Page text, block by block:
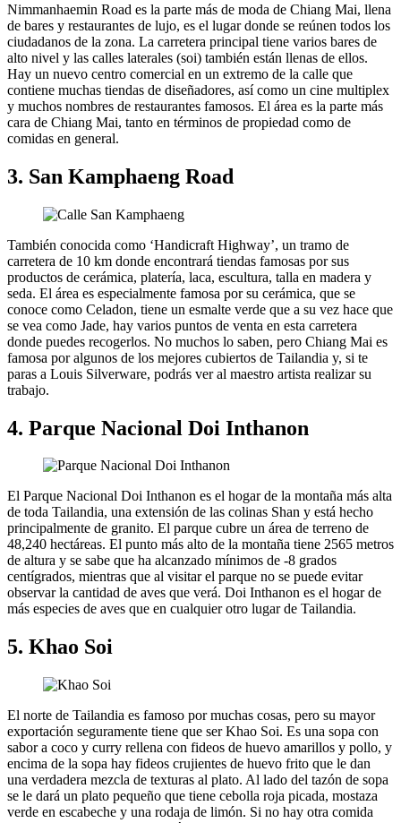
Nimmanhaemin Road es la parte más de moda de Chiang Mai, llena
de bares y restaurantes de lujo, es el lugar donde se reúnen todos los
ciudadanos de la zona. La carretera principal tiene varios bares de
alto nivel y las calles laterales (soi) también están llenas de ellos.
Hay un nuevo centro comercial en un extremo de la calle que
contiene muchas tiendas de diseñadores, así como un cine multiplex
y muchos nombres de restaurantes famosos. El área es la parte más
cara de Chiang Mai, tanto en términos de propiedad como de
comidas en general.
3. San Kamphaeng Road
También conocida como ‘Handicraft Highway’, un tramo de
carretera de 10 km donde encontrará tiendas famosas por sus
productos de cerámica, platería, laca, escultura, talla en madera y
seda. El área es especialmente famosa por su cerámica, que se
conoce como Celadon, tiene un esmalte verde que a su vez hace que
se vea como Jade, hay varios puntos de venta en esta carretera
donde puedes recogerlos. No muchos lo saben, pero Chiang Mai es
famosa por algunos de los mejores cubiertos de Tailandia y, si te
paras a Louis Silverware, podrás ver al maestro artista realizar su
trabajo.
4. Parque Nacional Doi Inthanon
El Parque Nacional Doi Inthanon es el hogar de la montaña más alta
de toda Tailandia, una extensión de las colinas Shan y está hecho
principalmente de granito. El parque cubre un área de terreno de
48,240 hectáreas. El punto más alto de la montaña tiene 2565 metros
de altura y se sabe que ha alcanzado mínimos de -8 grados
centígrados, mientras que al visitar el parque no se puede evitar
observar la cantidad de aves que verá. Doi Inthanon es el hogar de
más especies de aves que en cualquier otro lugar de Tailandia.
5. Khao Soi
El norte de Tailandia es famoso por muchas cosas, pero su mayor
exportación seguramente tiene que ser Khao Soi. Es una sopa con
sabor a coco y curry rellena con fideos de huevo amarillos y pollo, y
encima de la sopa hay fideos crujientes de huevo frito que le dan
una verdadera mezcla de texturas al plato. Al lado del tazón de sopa
se le dará un plato pequeño que tiene cebolla roja picada, mostaza
verde en escabeche y una rodaja de limón. Si no hay otra comida